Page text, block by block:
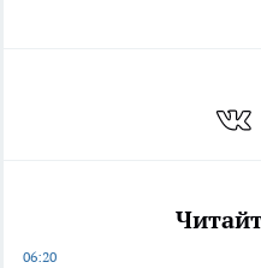
06:20